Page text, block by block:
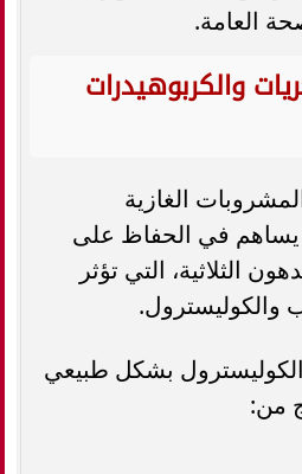
العامة.
والكربوهيدرات
الغازية
يساهم في الحفاظ على
الثلاثية، التي تؤثر
والكوليسترول.
بشكل طبيعي
من: